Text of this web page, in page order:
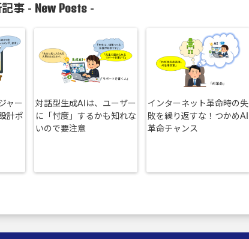
事 - New Posts -
ャー
計ポ
対話型生成AIは、ユーザー
に「忖度」するかも知れな
いので要注意
インターネット革命時の失
敗を繰り返すな！つかめAI
革命チャンス